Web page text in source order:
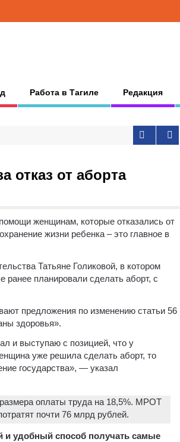
Работа в Тагиле Редакция
отказ от аборта
женщинам, которые отказались от
жизни ребенка – это главное в
Татьяне Голиковой, в котором
ранее планировали сделать аборт, с
предложения по изменению статьи 56
здоровья».
и выступаю с позицией, что у
уже решила сделать аборт, то
государства», — указал
оплаты труда на 18,5%. МРОТ
почти 76 млрд рублей.
и удобный способ получать самые